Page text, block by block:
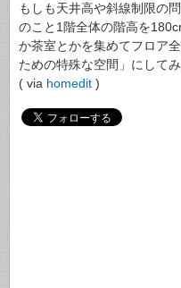
もしも天井高や斜線制限の
のこと1階全体の階高を
か茶室とかを集めてフロア
ための特殊な空間」にして
( via homedit )